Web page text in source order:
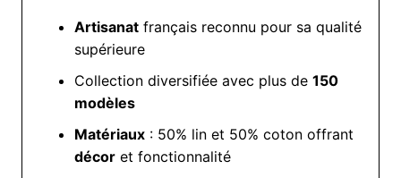
Artisanatfrançais reconnu pour sa qualité
supérieure
Collection diversifiée avec plus de 150
modèles
Matériaux: 50% lin et 50% coton offrant
décoret fonctionnalité